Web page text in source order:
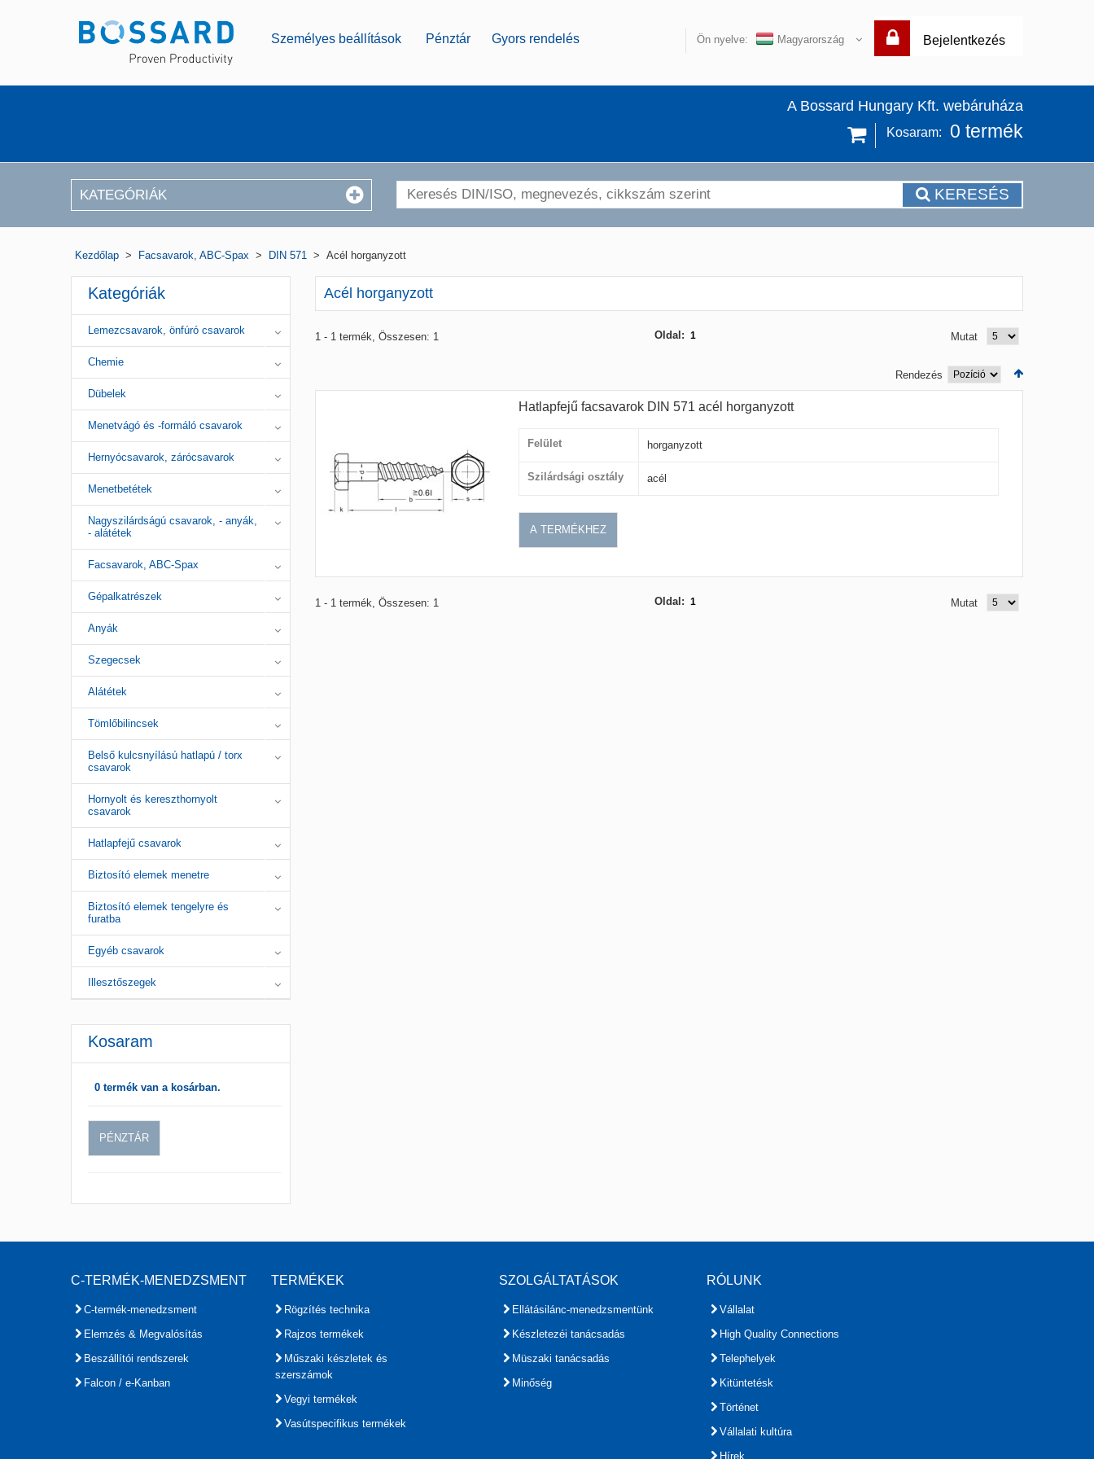
Személyes beállítások Pénztár Gyors rendelés Bejelentkezés
Ön nyelve: Magyarország
A Bossard Hungary Kft. webáruháza
Kosaram: 0 termék
KATEGÓRIÁK KERESÉS
Kezdőlap > Facsavarok, ABC-Spax > DIN 571 > Acél horganyzott
Acél horganyzott
1 - 1 termék, Összesen: 1 Mutat
Oldal: 1
Rendezés
Hatlapfejű facsavarok DIN 571 acél horganyzott
Felület horganyzott
Szilárdsági osztály acél
A TERMÉKHEZ
1 - 1 termék, Összesen: 1 Mutat
Oldal: 1
Kategóriák
Lemezcsavarok, önfúró csavarok
Chemie
Dübelek
Menetvágó és -formáló csavarok
Hernyócsavarok, zárócsavarok
Menetbetétek
Nagyszilárdságú csavarok, - anyák,
- alátétek
Facsavarok, ABC-Spax
Gépalkatrészek
Anyák
Szegecsek
Alátétek
Tömlőbilincsek
Belső kulcsnyílású hatlapú / torx
csavarok
Hornyolt és kereszthornyolt
csavarok
Hatlapfejű csavarok
Biztosító elemek menetre
Biztosító elemek tengelyre és
furatba
Egyéb csavarok
Illesztőszegek
Kosaram
0 termék van a kosárban.
PÉNZTÁR
C-TERMÉK-MENEDZSMENT
C-termék-menedzsment
Elemzés & Megvalósítás
Beszállítói rendszerek
Falcon / e-Kanban
TERMÉKEK
Rögzítés technika
Rajzos termékek
Műszaki készletek és
szerszámok
Vegyi termékek
Vasútspecifikus termékek
SZOLGÁLTATÁSOK
Ellátásilánc-menedzsmentünk
Készletezéi tanácsadás
Müszaki tanácsadás
Minőség
RÓLUNK
Vállalat
High Quality Connections
Telephelyek
Kitüntetésk
Történet
Vállalati kultúra
Hírek